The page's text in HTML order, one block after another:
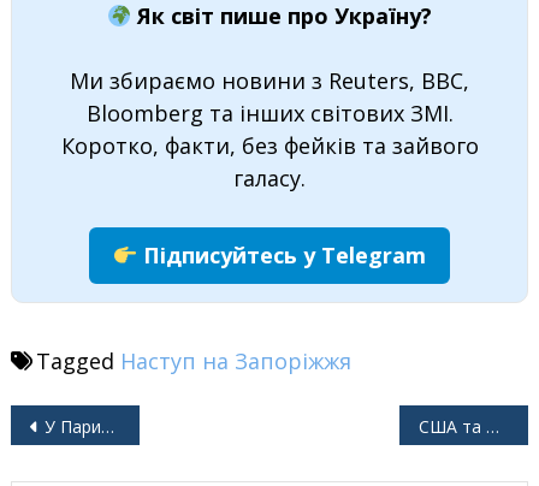
Як світ пише про Україну?
Ми збираємо новини з Reuters, BBC,
Bloomberg та інших світових ЗМІ.
Коротко, факти, без фейків та зайвого
галасу.
Підписуйтесь у Telegram
Tagged Наступ на Запоріжжя
Навігація
У Парижі розпочалися переговори щодо України США та Україна підписали меморандум про взаєморозуміння щодо угоди про копалини